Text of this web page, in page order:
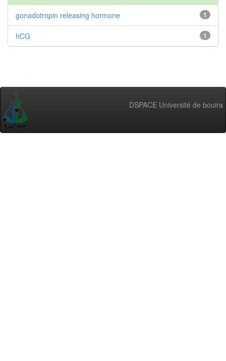
1
gonadotropin releasing hormone
1
hCG
DSPACE Université de bouira